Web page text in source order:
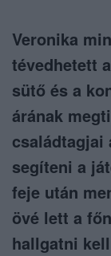
Veronika
tévedhetett
sütő és a
árának
családtagjai
segíteni a
feje után
övé lett a
hallgatni